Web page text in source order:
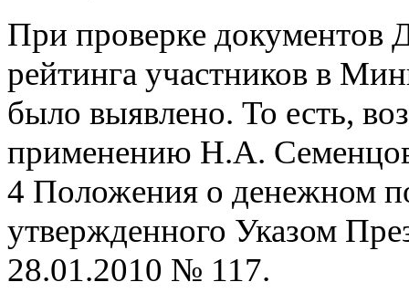
При проверке документов
рейтинга участников в
было выявлено. То есть,
применению Н.А.
4 Положения о денежном
утвержденного Указом
28.01.2010 № 117.